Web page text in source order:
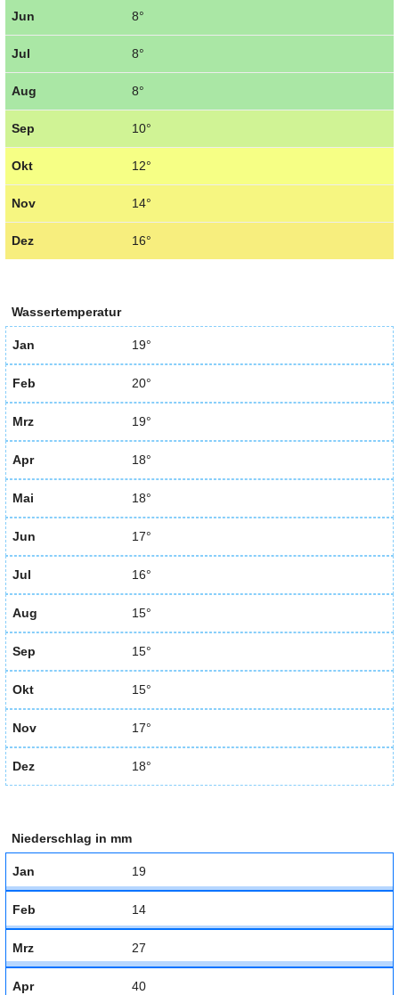
Jun 8°
Jul 8°
Aug 8°
Sep 10°
Okt 12°
Nov 14°
Dez 16°
Wassertemperatur
Jan 19°
Feb 20°
Mrz 19°
Apr 18°
Mai 18°
Jun 17°
Jul 16°
Aug 15°
Sep 15°
Okt 15°
Nov 17°
Dez 18°
Niederschlag in mm
Jan 19
Feb 14
Mrz 27
Apr 40